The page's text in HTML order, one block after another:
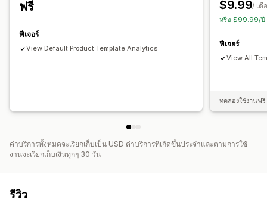
ฟรี
ฟีเจอร์
View Default Product Template Analytics
$9.99/ เดื
หรือ $99.99/ปี
ฟีเจอร์
View All
ทดลองใช้งานฟ
ค่าบริการทั้งหมดจะเรียกเก็บเป็น USD ค่าบริการที่เกิดขึ้นประจำและตามการใช้
งานจะเรียกเก็บเงินทุกๆ 30 วัน
รีวิว